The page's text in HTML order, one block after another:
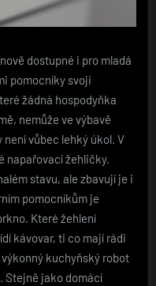
dostupné i pro mladá
pomocníky svoji
žádná hospodyňka
nemůže ve výbavě
vůbec lehký úkol. V
napařovací žehličky.
stavu, ale zbavují je i
pomocníkům je
Které žehlení
kávovar, ti co mají rádi
kuchyňský robot
Stejně jako domácí